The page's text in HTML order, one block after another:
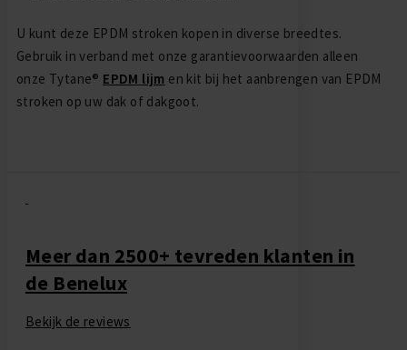
U kunt deze EPDM stroken kopen in diverse breedtes.
Gebruik in verband met onze garantievoorwaarden alleen
onze Tytane® EPDM lijm en kit bij het aanbrengen van EPDM
stroken op uw dak of dakgoot.
Meer dan 2500+ tevreden klanten in
de Benelux
Bekijk de reviews